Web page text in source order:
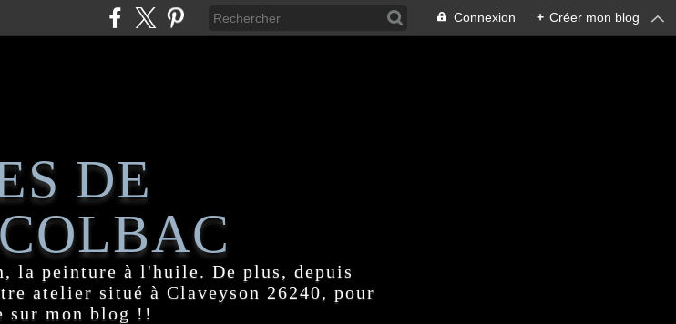
Connexion + Créer mon blog
DE
la peinture à l'huile. De plus, depuis
atelier situé à Claveyson 26240, pour
sur mon blog !!